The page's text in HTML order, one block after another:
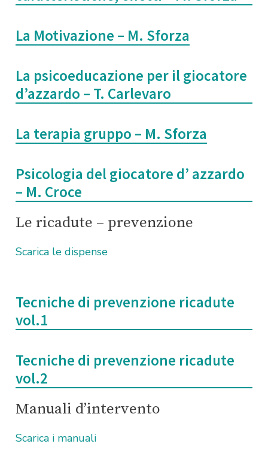
La Motivazione – M. Sforza
La psicoeducazione per il giocatore
d’azzardo – T. Carlevaro
La terapia gruppo – M. Sforza
Psicologia del giocatore d’ azzardo
– M. Croce
Le ricadute – prevenzione
Scarica le dispense
Tecniche di prevenzione ricadute
vol.1
Tecniche di prevenzione ricadute
vol.2
Manuali d’intervento
Scarica i manuali